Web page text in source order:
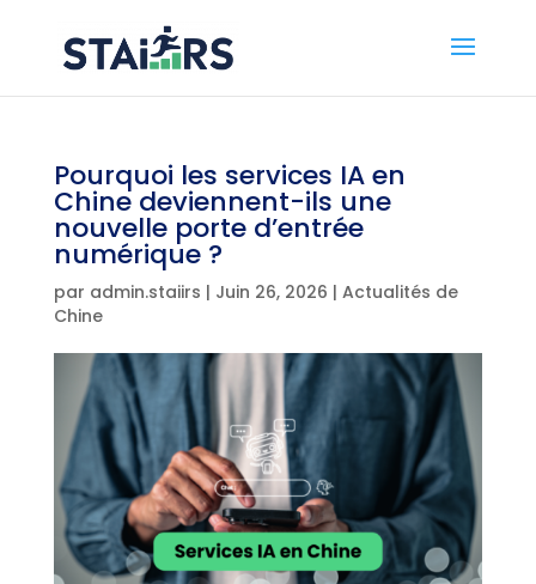
Pourquoi les services IA en
Chine deviennent-ils une
nouvelle porte d’entrée
numérique ?
par admin.staiirs | Juin 26, 2026 | Actualités de
Chine